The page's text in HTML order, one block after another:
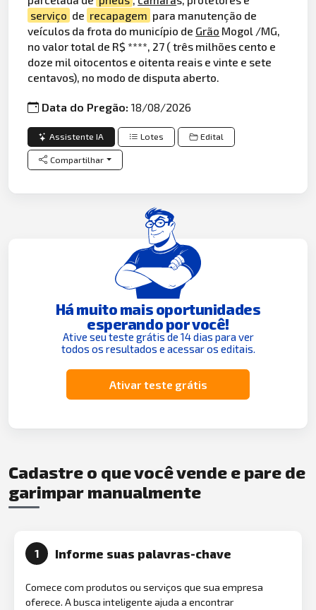
serviço de recapagem para manutenção de
veículos da frota do município de Grão Mogol /MG,
no valor total de R$ ****, 27 ( três milhões cento e
doze mil oitocentos e oitenta reais e vinte e sete
centavos), no modo de disputa aberto.
Data do Pregão:18/08/2026
Assistente IA Lotes Edital
Compartilhar
Há muito mais oportunidades
esperando por você!
Ative seu teste grátis de 14 dias para ver
todos os resultados e acessar os editais.
Ativar teste grátis
Cadastre o que você vende e pare de
garimpar manualmente
1 Informe suas palavras-chave
Comece com produtos ou serviços que sua empresa
oferece. A busca inteligente ajuda a encontrar